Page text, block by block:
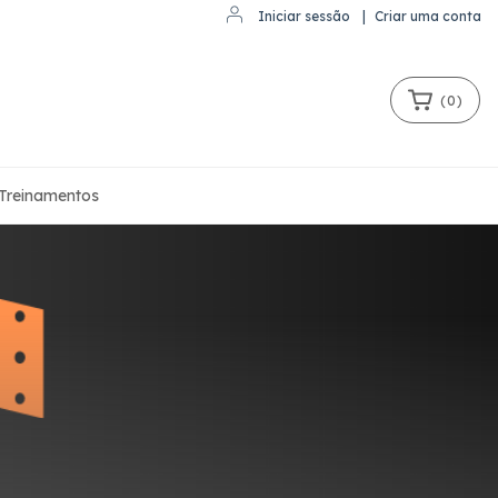
Iniciar sessão Criar uma conta
(0)
Treinamentos